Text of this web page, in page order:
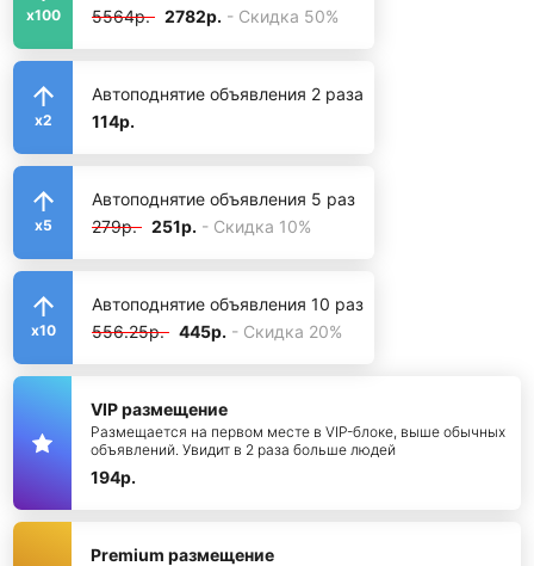
x100
5564р. 2782р. - Скидка 50%
x2
Автоподнятие объявления 2 раза
114р.
x5
Автоподнятие объявления 5 раз
279р. 251р. - Скидка 10%
x10
Автоподнятие объявления 10 раз
556.25р. 445р. - Скидка 20%
VIP размещение
Размещается на первом месте в VIP-блоке, выше обычных
объявлений. Увидит в 2 раза больше людей
194р.
Premium размещение